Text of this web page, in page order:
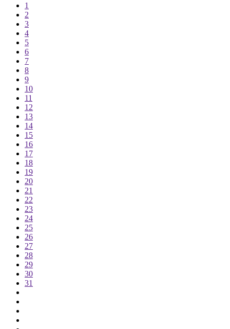
1
2
3
4
5
6
7
8
9
10
11
12
13
14
15
16
17
18
19
20
21
22
23
24
25
26
27
28
29
30
31